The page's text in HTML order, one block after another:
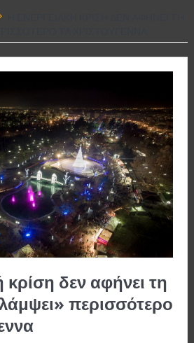
κρίση δεν αφήνει τη
περισσότερο